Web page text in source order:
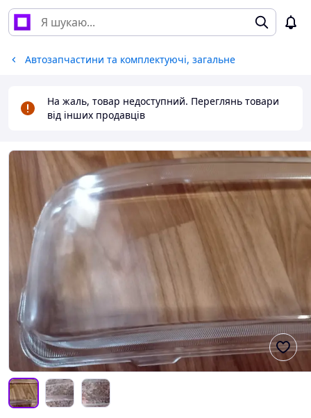
Автозапчастини та комплектуючі, загальне
На жаль, товар недоступний. Переглянь товари
від інших продавців